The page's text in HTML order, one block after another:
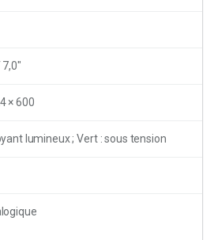
× 600
lumineux ; Vert : sous tension